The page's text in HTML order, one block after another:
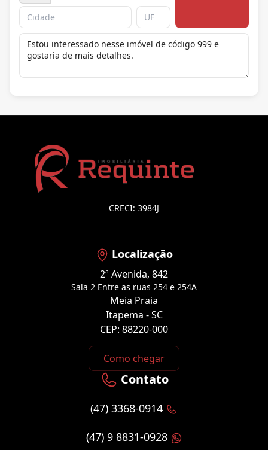
CRECI: 3984J
Localização
2ª Avenida, 842
Sala 2 Entre as ruas 254 e 254A
Meia Praia
Itapema - SC
CEP: 88220-000
Como chegar
Contato
(47) 3368-0914
(47) 9 8831-0928